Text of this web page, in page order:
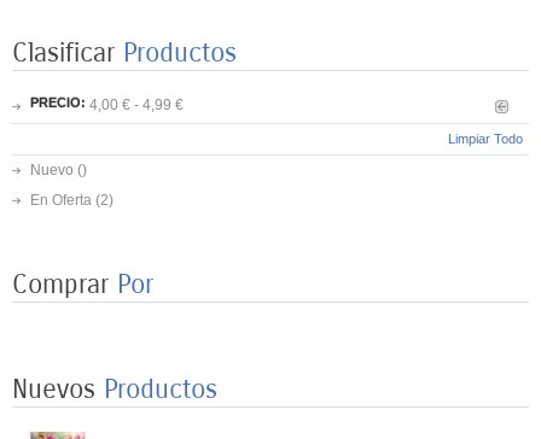
Clasificar Productos
PRECIO: 4,00 € - 4,99 €
Limpiar Todo
Nuevo ()
En Oferta (2)
Comprar Por
Nuevos Productos
8 PLATOS MARIPOSAS COLORES 23CM
8 VASOS MARIPOSAS COLORES 250ML